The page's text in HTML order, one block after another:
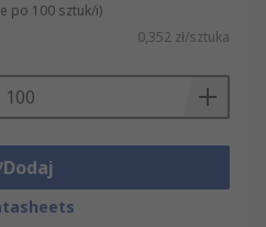
po 100 sztuk/i)
0,352 zł/sztuka
Dodaj